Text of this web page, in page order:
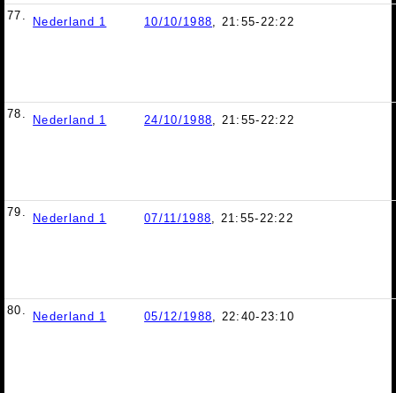
77. Nederland 1 10/10/1988, 21:55-22:22
78. Nederland 1 24/10/1988, 21:55-22:22
79. Nederland 1 07/11/1988, 21:55-22:22
80. Nederland 1 05/12/1988, 22:40-23:10